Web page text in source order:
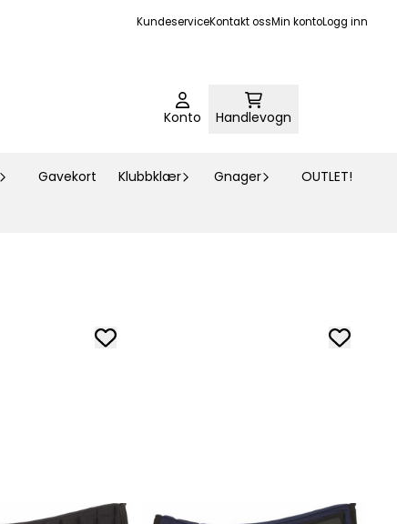
KundeserviceKontakt ossMin kontoLogg inn
Konto Handlevogn
Gavekort Klubbklær Gnager
OUTLET!